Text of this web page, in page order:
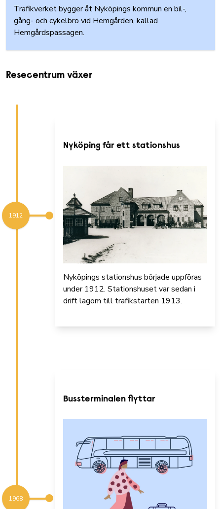
Trafikverket bygger åt Nyköpings kommun en bil-,
gång- och cykelbro vid Hemgården, kallad
Hemgårdspassagen.
Resecentrum växer
1912
Nyköping får ett stationshus
Nyköpings stationshus började uppföras
under 1912. Stationshuset var sedan i
drift lagom till trafikstarten 1913.
1968
Bussterminalen flyttar